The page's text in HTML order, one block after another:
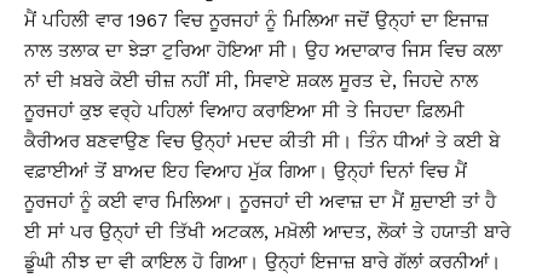
ਮੈਂ ਪਹਿਲੀ ਵਾਰ 1967 ਵਿਚ ਨੂਰਜਹਾਂ ਨੂੰ ਮਿਲਿਆ ਜਦੋਂ ਉਨ੍ਹਾਂ ਦਾ ਇਜਾਜ਼
ਨਾਲ ਤਲਾਕ ਦਾ ਝੇੜਾ ਟੁਰਿਆ ਹੋਇਆ ਸੀ। ਉਹ ਅਦਾਕਾਰ ਜਿਸ ਵਿਚ ਕਲਾ
ਨਾਂ ਦੀ ਖ਼ਬਰੇ ਕੋਈ ਚੀਜ਼ ਨਹੀਂ ਸੀ, ਸਿਵਾਏ ਸ਼ਕਲ ਸੂਰਤ ਦੇ, ਜਿਹਦੇ ਨਾਲ
ਨੂਰਜਹਾਂ ਕੁਝ ਵਰ੍ਹੇ ਪਹਿਲਾਂ ਵਿਆਹ ਕਰਾਇਆ ਸੀ ਤੇ ਜਿਹਦਾ ਫ਼ਿਲਮੀ
ਕੈਰੀਅਰ ਬਣਵਾਉਣ ਵਿਚ ਉਨ੍ਹਾਂ ਮਦਦ ਕੀਤੀ ਸੀ। ਤਿੰਨ ਧੀਆਂ ਤੇ ਕਈ ਬੇ
ਵਫ਼ਾਈਆਂ ਤੋਂ ਬਾਅਦ ਇਹ ਵਿਆਹ ਮੁੱਕ ਗਿਆ। ਉਨ੍ਹਾਂ ਦਿਨਾਂ ਵਿਚ ਮੈਂ
ਨੂਰਜਹਾਂ ਨੂੰ ਕਈ ਵਾਰ ਮਿਲਿਆ। ਨੂਰਜਹਾਂ ਦੀ ਅਵਾਜ਼ ਦਾ ਮੈਂ ਸ਼ੁਦਾਈ ਤਾਂ ਹੈ
ਈ ਸਾਂ ਪਰ ਉਨ੍ਹਾਂ ਦੀ ਤਿੱਖੀ ਅਟਕਲ, ਮਖ਼ੋਲੀ ਆਦਤ, ਲੋਕਾਂ ਤੇ ਹਯਾਤੀ ਬਾਰੇ
ਡੂੰਘੀ ਨੀਝ ਦਾ ਵੀ ਕਾਇਲ ਹੋ ਗਿਆ। ਉਨ੍ਹਾਂ ਇਜਾਜ਼ ਬਾਰੇ ਗੱਲਾਂ ਕਰਨੀਆਂ।